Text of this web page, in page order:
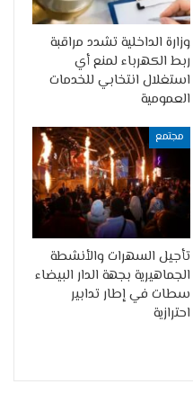
وزارة الداخلية تشدد مراقبة
ربط الكهرباء لمنع أي
استغلال انتخابي للخدمات
العمومية
مجتمع
تأجيل السهرات والأنشطة
الجماهيرية بجهة الدار البيضاء
سطات في إطار تدابير
احترازية